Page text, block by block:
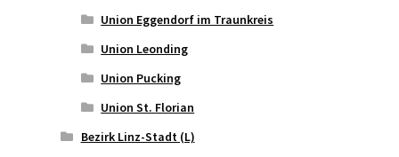
Union Eggendorf im Traunkreis
Union Leonding
Union Pucking
Union St. Florian
Bezirk Linz-Stadt (L)